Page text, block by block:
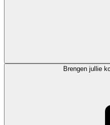
Brengen jullie